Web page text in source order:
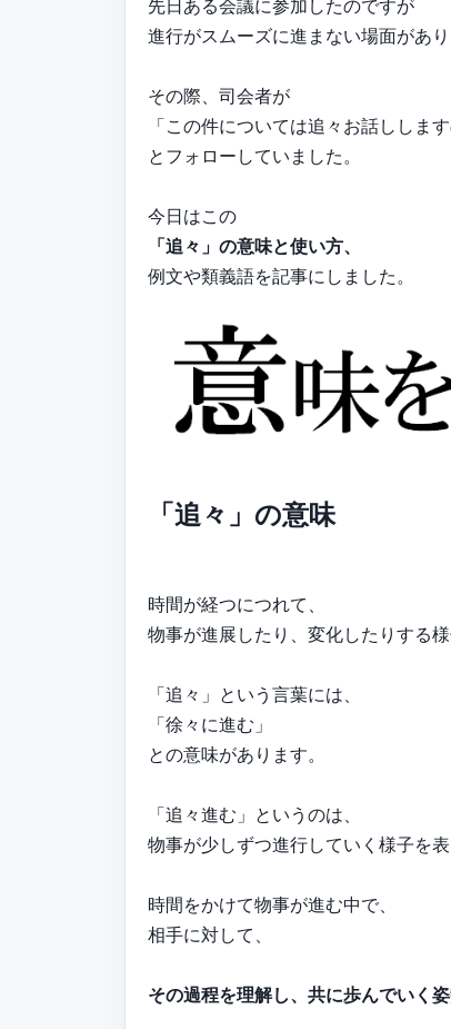
先日ある会議に参加したのですが
進行がスムーズに進まない場面があり
その際、司会者が
「この件については追々お話ししま
とフォローしていました。
今日はこの
「追々」の意味と使い方、
例文や類義語を記事にしました。
「追々」の意味
時間が経つにつれて、
物事が進展したり、変化したりする様
「追々」という言葉には、
「徐々に進む」
との意味があります。
「追々進む」というのは、
物事が少しずつ進行していく様子を表
時間をかけて物事が進む中で、
相手に対して、
その過程を理解し、共に歩んでいく